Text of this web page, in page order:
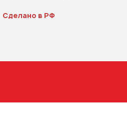
Сделано в РФ